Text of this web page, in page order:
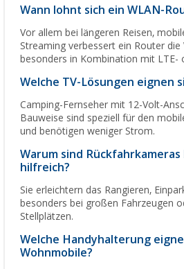
Wann lohnt sich ein WLAN-
Vor allem bei längeren Reisen,
Streaming verbessert ein Router die
besonders in Kombination mit LTE-
Welche TV-Lösungen eignen
Camping-Fernseher mit 12-Volt-
Bauweise sind speziell für den
und benötigen weniger Strom.
Warum sind Rückfahrkameras
hilfreich?
Sie erleichtern das Rangieren,
besonders bei großen Fahrzeugen
Stellplätzen.
Welche Handyhalterung
Wohnmobile?